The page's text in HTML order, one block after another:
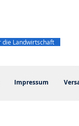
Impressum
die Landwirtschaft